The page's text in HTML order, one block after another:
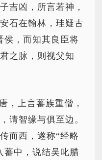
吉凶，所言若神，
石在翰林，珪疑古
侯，而知其良臣将
之脉，则视父知
，上言蕃族重僧，
请智缘与俱至边。
而西，遂称“经略
蕃中，说结吴叱腊